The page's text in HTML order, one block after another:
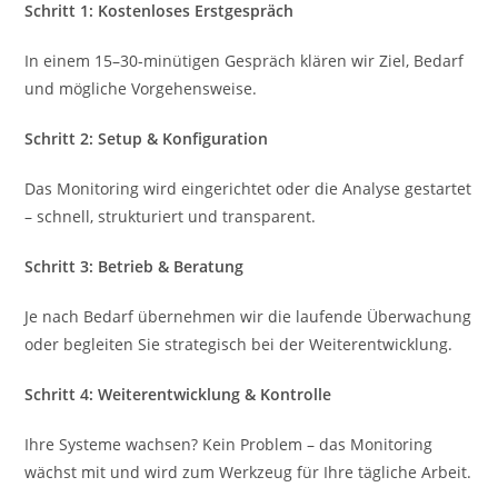
Schritt 1: Kostenloses Erstgespräch
In einem 15–30-minütigen Gespräch klären wir Ziel, Bedarf
und mögliche Vorgehensweise.
Schritt 2: Setup & Konfiguration
Das Monitoring wird eingerichtet oder die Analyse gestartet
– schnell, strukturiert und transparent.
Schritt 3: Betrieb & Beratung
Je nach Bedarf übernehmen wir die laufende Überwachung
oder begleiten Sie strategisch bei der Weiterentwicklung.
Schritt 4: Weiterentwicklung & Kontrolle
Ihre Systeme wachsen? Kein Problem – das Monitoring
wächst mit und wird zum Werkzeug für Ihre tägliche Arbeit.